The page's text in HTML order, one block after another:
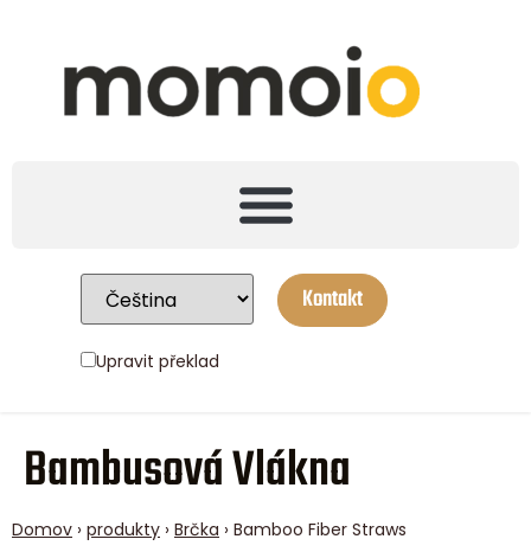
Upravit překlad
Kontakt
Bambusová Vlákna
Domov › produkty › Brčka › Bamboo Fiber Straws